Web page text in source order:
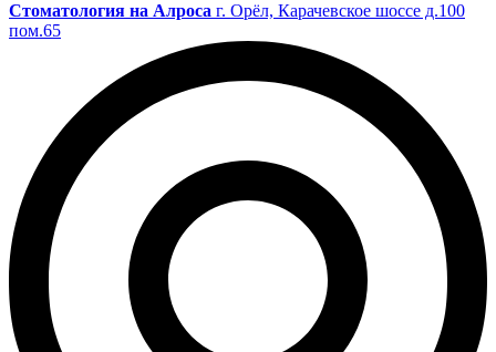
Cтоматология на Алроса г. Орёл, Карачевское шоссе д.100
пом.65